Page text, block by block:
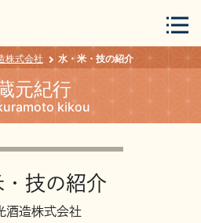
ログイン
株式会社 水・米・技の紹介
元紀行
kikou
・技の紹介
酒造株式会社